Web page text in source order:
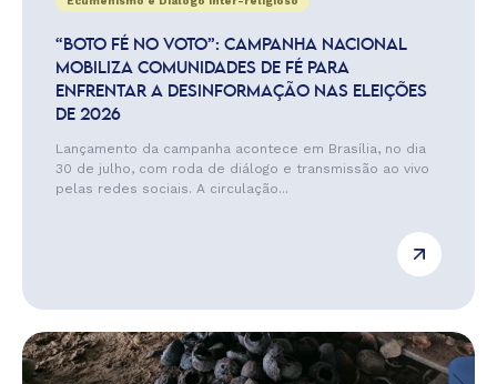
“BOTO FÉ NO VOTO”: CAMPANHA NACIONAL
MOBILIZA COMUNIDADES DE FÉ PARA
ENFRENTAR A DESINFORMAÇÃO NAS ELEIÇÕES
DE 2026
Lançamento da campanha acontece em Brasília, no dia
30 de julho, com roda de diálogo e transmissão ao vivo
pelas redes sociais. A circulação...